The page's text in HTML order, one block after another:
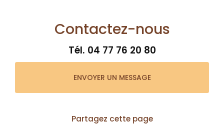
Contactez-nous
Tél. 04 77 76 20 80
ENVOYER UN MESSAGE
Partagez cette page